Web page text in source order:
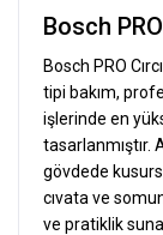
Bosch
Bosch PRO
tipi bakım,
işlerinde en
tasarlanmıştır.
gövdede
cıvata ve
ve pratiklik